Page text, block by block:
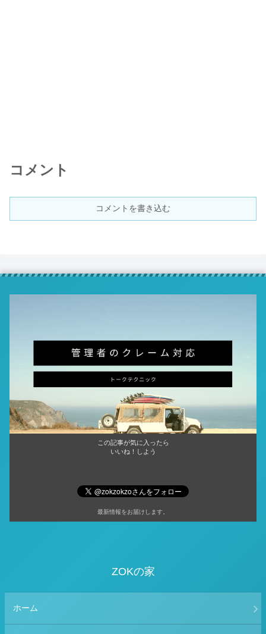
コメント
コメントを書き込む
この記事が気に入ったら
いいね！しよう
最新情報をお届けします。
ZOKの家
ホーム